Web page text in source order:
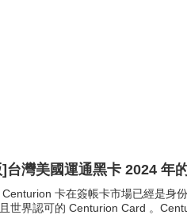
台灣美國運通黑卡 2024 年
Centurion 卡在簽帳卡市場已經是身
世界認可的 Centurion Card 。